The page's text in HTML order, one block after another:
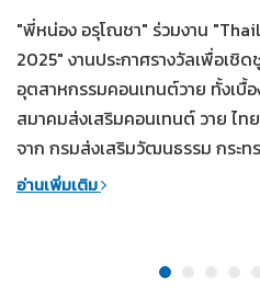
"พี่หน่อง อรุโณชา" ร่วมงาน
2025" งานประกาศรางวัลเพื่อเชิ
อุตสาหกรรมคอนเทนต์วาย ทั้งเบื้
สมาคมส่งเสริมคอนเทนต์ วาย ไท
จาก กรมส่งเสริมวัฒนธรรม กระท
อ่านเพิ่มเติม